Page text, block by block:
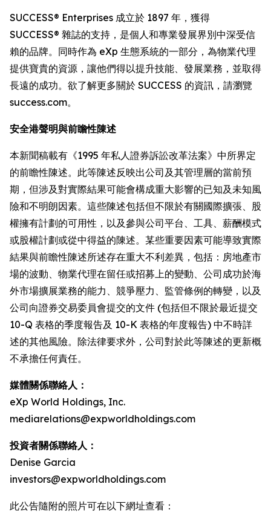
SUCCESS® Enterprises 成立於 1897 年，獲得
SUCCESS® 雜誌的支持，是個人和專業發展界別中深受信
賴的品牌。同時作為 eXp 生態系統的一部分，為物業代理
提供寶貴的資源，讓他們得以提升技能、發展業務，並取得
長遠的成功。欲了解更多關於 SUCCESS 的資訊，請瀏覽
success.com。
安全港聲明與前瞻性陳述
本新聞稿載有《1995 年私人證券訴訟改革法案》中所界定
的前瞻性陳述。此等陳述反映出公司及其管理層的當前預
期，但涉及對實際結果可能會構成重大影響的已知及未知風
險和不明朗因素。這些陳述包括但不限於有關國際擴張、股
權擁有計劃的可用性，以及參與公司平台、工具、薪酬模式
或股權計劃或從中得益的陳述。某些重要因素可能導致實際
結果與前瞻性陳述所述存在重大不利差異，包括：房地產市
場的波動、物業代理在留任或招募上的變動、公司成功於海
外市場擴展業務的能力、競爭壓力、監管條例的轉變，以及
公司向證券交易委員會提交的文件 (包括但不限於最近提交
10-Q 表格的季度報告及 10-K 表格的年度報告) 中不時詳
述的其他風險。除法律要求外，公司對於此等陳述的更新概
不承擔任何責任。
媒體關係聯絡人：
eXp World Holdings, Inc.
mediarelations@expworldholdings.com
投資者關係聯絡人：
Denise Garcia
investors@expworldholdings.com
此公告隨附的照片可在以下網址查看：